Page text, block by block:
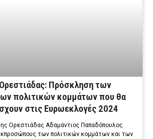
Πρόσκληση των
πολιτικών κομμάτων που θα
στις Ευρωεκλογές 2024
Ορεστιάδας Αδαμάντιος Παπαδόπουλος
των πολιτικών κομμάτων και των